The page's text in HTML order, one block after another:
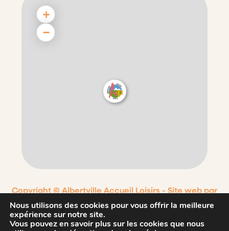
Nous utilisons des cookies pour vous offrir la meilleure
expérience sur notre site.
Vous pouvez en savoir plus sur les cookies que nous
+
−
Copyright © Albertville Accueil Loisirs - Site web par
Nouvel Oeil
ContactMentions légales